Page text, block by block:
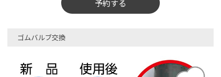
予約する
ゴムバルブ交換